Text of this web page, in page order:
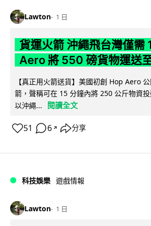
Lawton 1 日
貨運火箭 沖繩飛台灣僅需
Aero 將 550 磅貨物運送
【真正用火箭送貨】美國初創 Hop Aero
箭，聲稱可在 15 分鐘內將 250 公斤物資
以沖繩...
閱讀全文
51 6 ↗ 分享
科技娛樂 遊戲情報
Lawton 1 日